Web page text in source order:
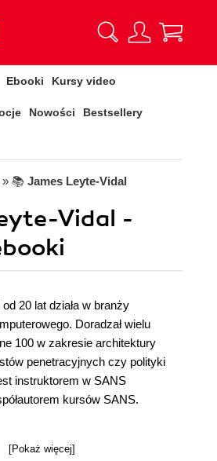
Ebooki Kursy video
Nowości Bestsellery
» 📚 James Leyte-Vidal
Vidal -
od 20 lat działa w branży
Doradzał wielu
100 w zakresie architektury
penetracyjnych czy polityki
instruktorem w SANS
kursów SANS.
[Pokaż więcej]